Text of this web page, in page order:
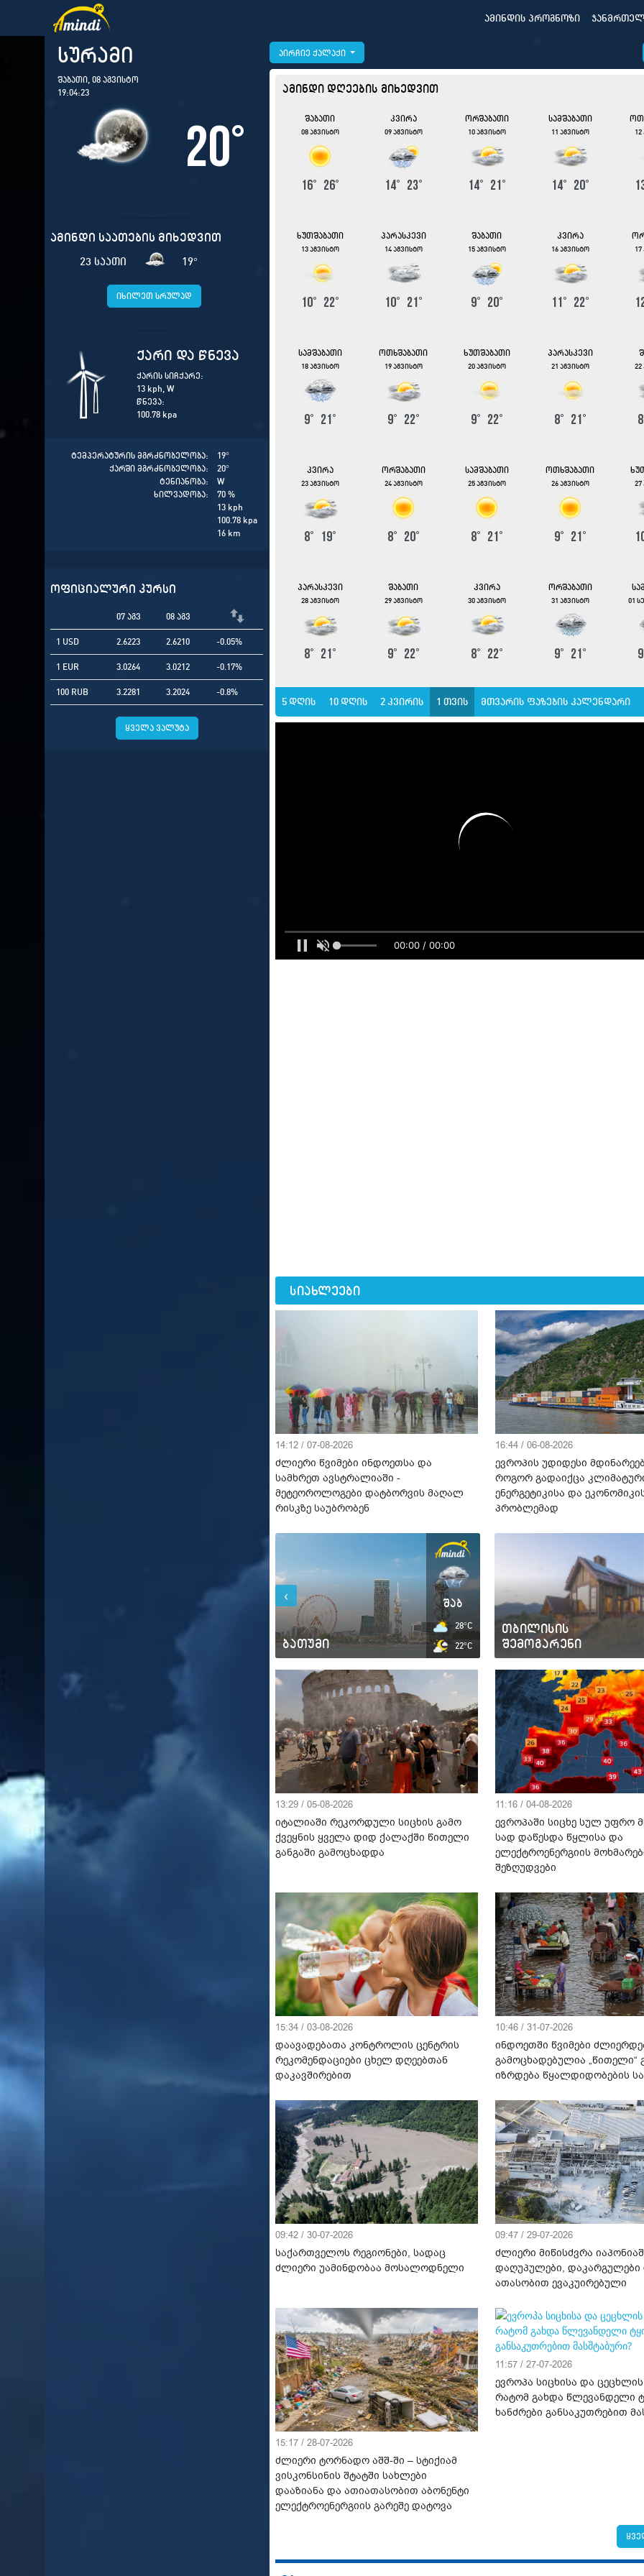
ამინდის პროგნოზი
სურამი
შაბათი, 08 აგვისტო
19:04:24
20°
ამინდი საათების მიხედვით
23 საათი 19°
იხილეთ სრულად
ქარი და წნევა
ქარის სიჩქარე:
13 kph, W
წნევა:
100.78 kpa
ტემპერატურის მგრძნობელობა:
ქარში მგრძნობელობა:
ტენიანობა:
ხილვადობა:
19°
20°
W
70 %
13 kph
100.78 kpa
16 km
ოფიციალური კურსი
07 აგვ 08 აგვ
1 USD 2.6223 2.6210 -0.05%
1 EUR 3.0264 3.0212 -0.17%
100 RUB 3.2281 3.2024 -0.8%
ყველა ვალუტა
აირჩიე ქალაქი
ამინდი დღეების მიხედვით
შაბათი
08 აგვისტო
16° 26°
კვირა
09 აგვისტო
14° 23°
ორშაბათი
10 აგვისტო
14° 21°
სამშაბათი
11 აგვისტო
14° 20°
ხუთშაბათი
13 აგვისტო
10° 22°
პარასკევი
14 აგვისტო
10° 21°
შაბათი
15 აგვისტო
9° 20°
კვირა
16 აგვისტო
11° 22°
სამშაბათი
18 აგვისტო
9° 21°
ოთხშაბათი
19 აგვისტო
9° 22°
ხუთშაბათი
20 აგვისტო
9° 22°
პარასკევი
21 აგვისტო
8° 21° 8
კვირა
23 აგვისტო
8° 19°
ორშაბათი
24 აგვისტო
8° 20°
სამშაბათი
25 აგვისტო
8° 21°
ოთხშაბათი
26 აგვისტო
9° 21°
პარასკევი
28 აგვისტო
8° 21°
შაბათი
29 აგვისტო
9° 22°
კვირა
30 აგვისტო
8° 22°
ორშაბათი
31 აგვისტო
9° 21°
01
9
5 დღის 10 დღის 2 კვირის 1 თვის მთვარის ფაზების კალენდარი
00:00 / 00:00
სიახლეები
14:12 / 07-08-2026
ძლიერი წვიმები ინდოეთსა და
სამხრეთ ავსტრალიაში -
მეტეოროლოგები დატბორვის მაღალ
რისკზე საუბრობენ
16:44 / 06-08-2026
ევროპის უდიდესი
როგორ გადაიქცა
ენერგეტიკისა და
პრობლემად
თბილისის
შემოგარენი
შაბ
34°C
21°C
ბორჯომი
‹
13:29 / 05-08-2026
იტალიაში რეკორდული სიცხის გამო
ქვეყნის ყველა დიდ ქალაქში წითელი
განგაში გამოცხადდა
11:16 / 04-08-2026
ევროპაში სიცხე სულ უფრო
სად დაწესდა წყლისა და
ელექტროენერგიის
შეზღუდვები
15:34 / 03-08-2026
დაავადებათა კონტროლის ცენტრის
რეკომენდაციები ცხელ დღეებთან
დაკავშირებით
10:46 / 31-07-2026
ინდოეთში წვიმები
გამოცხადებულია „წითელი“
იზრდება წყალდიდობების
09:42 / 30-07-2026
საქართველოს რეგიონები, სადაც
ძლიერი უამინდობაა მოსალოდნელი
09:47 / 29-07-2026
ძლიერი მიწისძვრა
დაღუპულები, დაკარგულები
ათასობით ევაკუირებული
15:17 / 28-07-2026
ძლიერი ტორნადო აშშ-ში – სტიქიამ
ვისკონსინის შტატში სახლები
დააზიანა და ათიათასობით აბონენტი
ელექტროენერგიის გარეშე დატოვა
11:57 / 27-07-2026
ევროპა სიცხისა და
რატომ გახდა წლევანდელი
ხანძრები განსაკუთრებით